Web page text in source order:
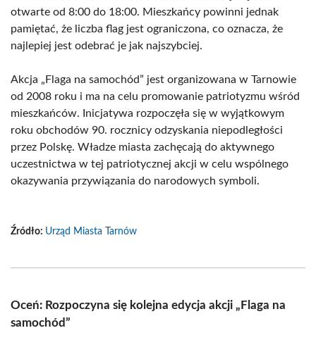
otwarte od 8:00 do 18:00. Mieszkańcy powinni jednak
pamiętać, że liczba flag jest ograniczona, co oznacza, że
najlepiej jest odebrać je jak najszybciej.
Akcja „Flaga na samochód” jest organizowana w Tarnowie
od 2008 roku i ma na celu promowanie patriotyzmu wśród
mieszkańców. Inicjatywa rozpoczęła się w wyjątkowym
roku obchodów 90. rocznicy odzyskania niepodległości
przez Polskę. Władze miasta zachęcają do aktywnego
uczestnictwa w tej patriotycznej akcji w celu wspólnego
okazywania przywiązania do narodowych symboli.
Źródło: Urząd Miasta Tarnów
Oceń: Rozpoczyna się kolejna edycja akcji „Flaga na
samochód”